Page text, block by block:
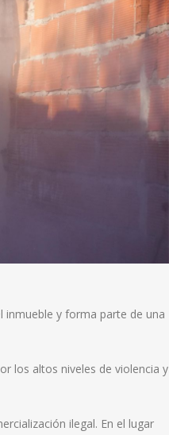
inmueble y forma parte de una
los altos niveles de violencia y
ilegal. En el lugar